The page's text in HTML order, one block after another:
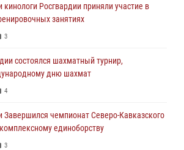
Золотова с заместителем полномочного
Российской Федерации в Северо-
округе Виталием Кузнецовым
по Кабардино-Балкарской Республике
инструктора подразделений
профессиональные навыки
Росгвардии приняли участие в
занятиях
3
состоялся шахматный турнир,
дню шахмат
4
Завершился чемпионат Северо-Кавказского
единоборству
3